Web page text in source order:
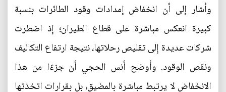
وأشار إلى أن انخفاض إمدادات وقود الطائرات بنسبة
كبيرة انعكس مباشرة على قطاع الطيران؛ إذ اضطرت
شركات عديدة إلى تقليص رحلاتها، نتيجة ارتفاع التكاليف
ونقص الوقود. وأوضح أنس الحجي أن جزءًا من هذا
الانخفاض لا يرتبط مباشرة بالمضيق، بل بقرارات اتخذتها